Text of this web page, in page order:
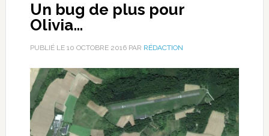
Un bug de plus pour
Olivia…
PUBLIÉ LE 10 OCTOBRE 2016PAR RÉDACTION